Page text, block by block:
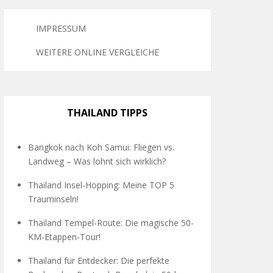
IMPRESSUM
WEITERE ONLINE VERGLEICHE
THAILAND TIPPS
Bangkok nach Koh Samui: Fliegen vs.
Landweg – Was lohnt sich wirklich?
Thailand Insel-Hopping: Meine TOP 5
Trauminseln!
Thailand Tempel-Route: Die magische 50-
KM-Etappen-Tour!
Thailand für Entdecker: Die perfekte